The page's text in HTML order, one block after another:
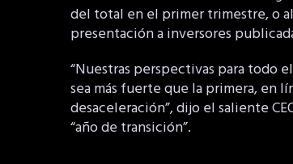
del total en el primer trimestre, o
presentación a inversores
“Nuestras perspectivas para todo
sea más fuerte que la primera, en
desaceleración”, dijo el saliente
“año de transición”.